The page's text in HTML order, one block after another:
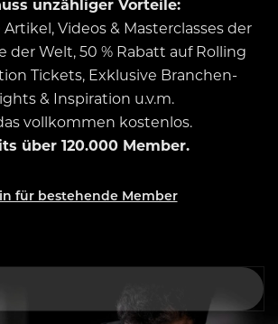
unzähliger Vorteile:
Videos & Masterclasses der
der Welt, 50 % Rabatt auf Rolling
Tickets, Exklusive Branchen-
& Inspiration u.v.m.
vollkommen kostenlos.
über 120.000 Member.
für bestehende Member